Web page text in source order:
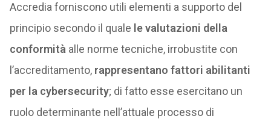
Accredia forniscono utili elementi a supporto del
principio secondo il quale le valutazioni della
conformità alle norme tecniche, irrobustite con
l’accreditamento, rappresentano fattori abilitanti
per la cybersecurity; di fatto esse esercitano un
ruolo determinante nell’attuale processo di